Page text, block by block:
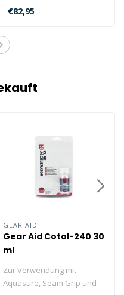
Volt, 3400 mAh, 25 Wh) für
Sea Dragon..
€82,95
GEAR AID
Gear Aid Cotol-240 30
ml
Zur Verwendung mit
Aquasure, Seam Grip und